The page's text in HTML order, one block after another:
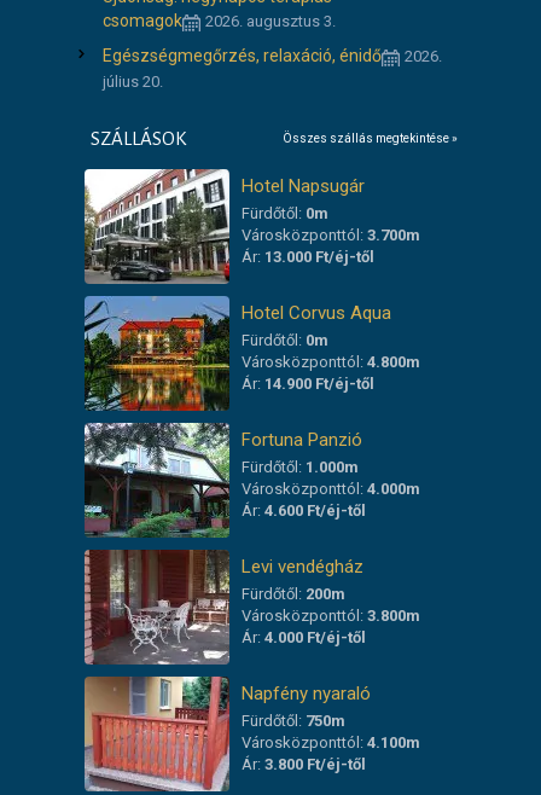
csomagok
2026. augusztus 3.
Egészségmegőrzés, relaxáció, énidő
2026.
július 20.
SZÁLLÁSOK Összes szállás megtekintése »
Hotel Napsugár
Fürdőtől: 0m
Városközponttól: 3.700m
Ár: 13.000 Ft/éj-től
Hotel Corvus Aqua
Fürdőtől: 0m
Városközponttól: 4.800m
Ár: 14.900 Ft/éj-től
Fortuna Panzió
Fürdőtől: 1.000m
Városközponttól: 4.000m
Ár: 4.600 Ft/éj-től
Levi vendégház
Fürdőtől: 200m
Városközponttól: 3.800m
Ár: 4.000 Ft/éj-től
Napfény nyaraló
Fürdőtől: 750m
Városközponttól: 4.100m
Ár: 3.800 Ft/éj-től